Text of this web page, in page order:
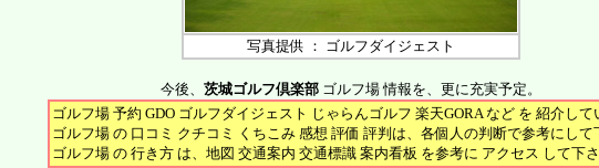
写真提供 ： ゴルフダイジェスト
今後、 茨城ゴルフ倶楽部 ゴルフ場 情報を、更に充実予定。
ゴルフ場 予約 GDO ゴルフダイジェスト じゃらんゴルフ 楽天GORA など を 紹介して
ゴルフ場 の 口コミ クチコミ くちこみ 感想 評価 評判は、各個人の判断で参考にして
ゴルフ場 の 行き方 は、地図 交通案内 交通標識 案内看板 を参考に アクセス して下さ